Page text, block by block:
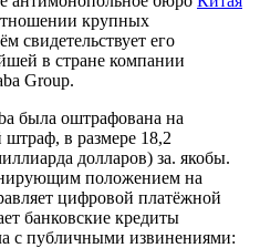
крупных
свидетельствует его
в стране компании
Group.
была оштрафована на
в размере 18,2
долларов) за. якобы.
положением на
цифровой платёжной
банковские кредиты
с публичными извинениями: